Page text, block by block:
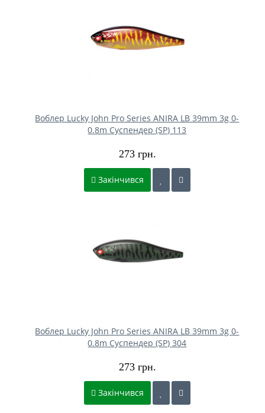
Воблер Lucky John Pro Series ANIRA LB 39mm 3g 0-
0.8m Cуспендер (SP) 113
273 грн.
Закінчився
Воблер Lucky John Pro Series ANIRA LB 39mm 3g 0-
0.8m Cуспендер (SP) 304
273 грн.
Закінчився